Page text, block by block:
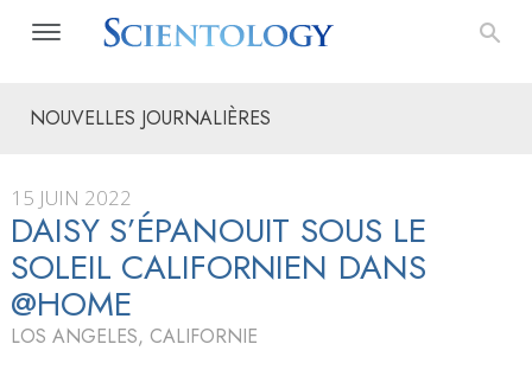
NOUVELLES JOURNALIÈRES
15 JUIN 2022
DAISY S’ÉPANOUIT SOUS LE
SOLEIL CALIFORNIEN DANS
@HOME
LOS ANGELES, CALIFORNIE